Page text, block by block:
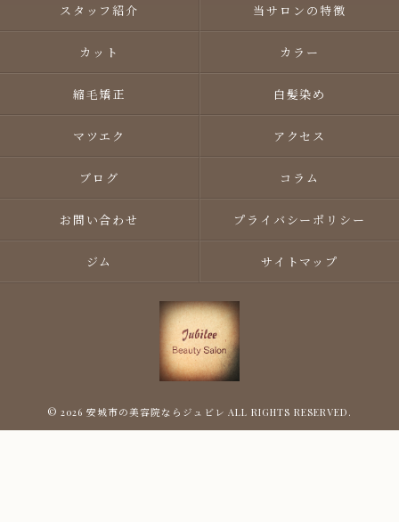
スタッフ紹介 当サロンの特徴
カット カラー
縮毛矯正 白髪染め
マツエク アクセス
ブログ コラム
お問い合わせ プライバシーポリシー
ジム サイトマップ
© 2026 安城市の美容院ならジュビレ ALL RIGHTS RESERVED.